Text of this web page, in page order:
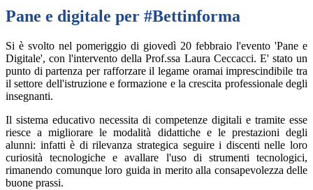
Pane e digitale per #Bettinforma
Si è svolto nel pomeriggio di giovedì 20 febbraio l'evento 'Pane e
Digitale', con l'intervento della Prof.ssa Laura Ceccacci. E' stato un
punto di partenza per rafforzare il legame oramai imprescindibile tra
il settore dell'istruzione e formazione e la crescita professionale degli
insegnanti.
Il sistema educativo necessita di competenze digitali e tramite esse
riesce a migliorare le modalità didattiche e le prestazioni degli
alunni: infatti è di rilevanza strategica seguire i discenti nelle loro
curiosità tecnologiche e avallare l'uso di strumenti tecnologici,
rimanendo comunque loro guida in merito alla consapevolezza delle
buone prassi.